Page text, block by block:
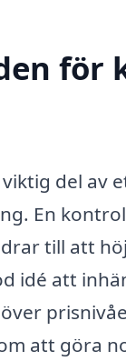
för
del av
En
till att
idé att
att göra